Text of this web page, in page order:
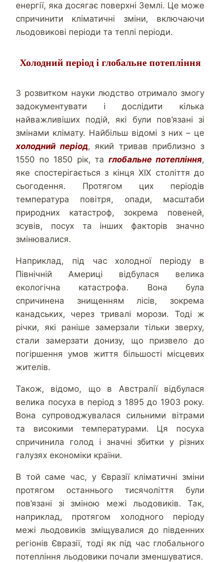
енергії, яка досягає поверхні Землі. Це може
спричинити кліматичні зміни, включаючи
льодовикові періоди та теплі періоди.
Холодний період і глобальне потепління
З розвитком науки людство отримало змогу
задокументувати і дослідити кілька
найважливіших подій, які були пов’язані зі
змінами клімату. Найбільш відомі з них – це
холодний період, який тривав приблизно з
1550 по 1850 рік, таглобальне потепління,
яке спостерігається з кінця ХІХ століття до
сьогодення. Протягом цих періодів
температура повітря, опади, масштаби
природних катастроф, зокрема повеней,
зсувів, посух та інших факторів значно
змінювалися.
Наприклад, під час холодної періоду в
Північній Америці відбулася велика
екологічна катастрофа. Вона була
спричинена знищенням лісів, зокрема
канадських, через тривалі морози. Тоді ж
річки, які раніше замерзали тільки зверху,
стали замерзати донизу, що призвело до
погіршення умов життя більшості місцевих
жителів.
Також, відомо, що в Австралії відбулася
велика посуха в період з 1895 до 1903 року.
Вона супроводжувалася сильними вітрами
та високими температурами. Ця посуха
спричинила голод і значні збитки у різних
галузях економіки країни.
В той саме час, у Євразії кліматичні зміни
протягом останнього тисячоліття були
пов’язані зі зміною межі льодовиків. Так,
наприклад, протягом холодного періоду
межі льодовиків зміщувалися до південних
регіонів Євразії, тоді як під час глобального
потепління льодовики почали зменшуватися.